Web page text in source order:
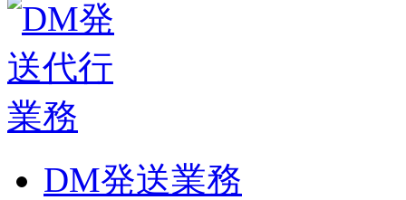
DM発送業務